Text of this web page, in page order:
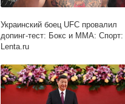
Украинский боец UFC провалил
допинг-тест: Бокс и ММА: Спорт:
Lenta.ru